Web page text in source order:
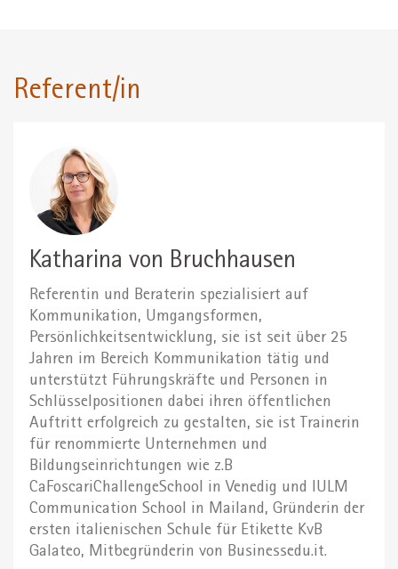
Referent/in
Katharina von Bruchhausen
Referentin und Beraterin spezialisiert auf
Kommunikation, Umgangsformen,
Persönlichkeitsentwicklung, sie ist seit über 25
Jahren im Bereich Kommunikation tätig und
unterstützt Führungskräfte und Personen in
Schlüsselpositionen dabei ihren öffentlichen
Auftritt erfolgreich zu gestalten, sie ist Trainerin
für renommierte Unternehmen und
Bildungseinrichtungen wie z.B
CaFoscariChallengeSchool in Venedig und IULM
Communication School in Mailand, Gründerin der
ersten italienischen Schule für Etikette KvB
Galateo, Mitbegründerin von Businessedu.it.